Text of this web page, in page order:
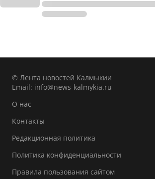
© Лента новостей Калмыкии
Email: info@news-kalmykia.ru
О нас
Контакты
Редакционная политика
Политика конфиденциальности
Правила пользования сайтом